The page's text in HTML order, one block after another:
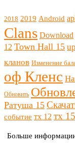
2018 2019 Android
Clans Download
12 Town Hall 15
кланов Изменение
оф Кленс
Обновить
Ратуша 15
событие тх 12 тх 15
Больше